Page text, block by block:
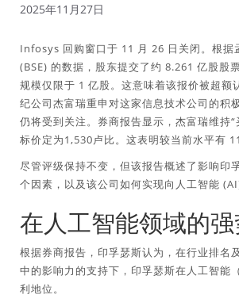
2025年11月27日
Infosys 回购窗口于 11 月 26 日关闭。根据
(BSE) 的数据，股东提交了约 8.261 亿股股
规模仅限于 1 亿股。这意味着该报价被超额
纪公司杰富瑞重申对这家信息技术公司的积
仍将受到关注。券商报告显示，杰富瑞维持“
标价定为1,530卢比。这表明较当前水平有
尽管评级保持不变，但该报告概述了影响印
个因素，以及该公司如何实现向人工智能
在人工智能领域的
根据券商报告，印孚瑟斯认为，在行业排名
中的影响力的支持下，印孚瑟斯在人工智能
利地位。